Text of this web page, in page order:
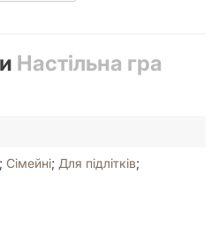
та зобразіть його
гра продовжується по колу.
Настільна гра
; Сімейні; Для підлітків;